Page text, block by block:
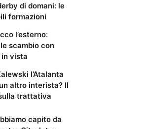
di domani: le
formazioni
l’esterno:
scambio con
vista
l’Atalanta
altro interista? Il
trattativa
capito da